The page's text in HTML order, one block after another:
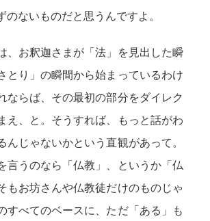
のないものだと思うんですよ。
、お釈迦さまが「法」を見出した瞬
とり」の瞬間から始まっているわけ
ならば、その最初の部分をダイレク
え、と。そうすれば、もっと話がわ
んじゃないかという直観があって。
言うのなら「仏教」、というか「仏
もお坊さんや仏教徒だけのものじゃ
すべてのベースに、ただ「ある」も